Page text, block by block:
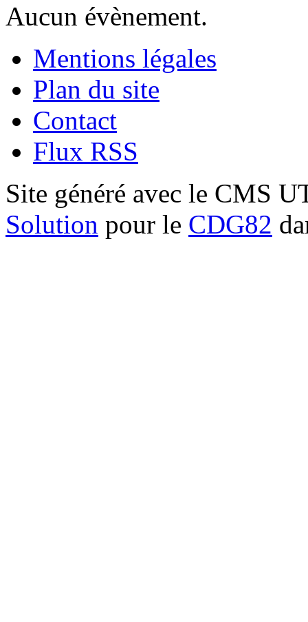
Aucun évènement.
Mentions légales
Plan du site
Contact
Flux RSS
Site généré avec le CMS
Solution pour le CDG82